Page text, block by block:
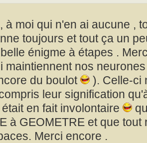
à moi qui n'en ai aucune ,
toujours et tout ça un
énigme à étapes .
maintiennent nos
du boulot
). Celle-ci
leur signification
en fait involontaire
à GEOMETRE et que
Merci encore .